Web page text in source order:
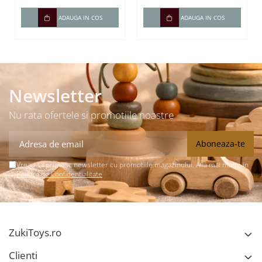
ADAUGA IN COS ADAUGA IN COS
Newsletter
Nu rata ofertele si promotiile noastre
Vreau sa primesc newsletter cu promotiile magazinului. Afla mai multe in
Politica de Confidentialitate
ZukiToys.ro
Clienti